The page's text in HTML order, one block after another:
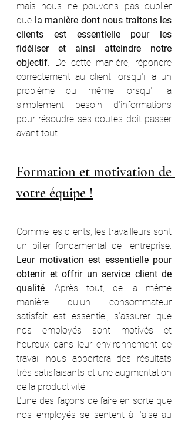
mais nous ne pouvons pas oublier
que la manière dont nous traitons les
clients est essentielle pour les
fidéliser et ainsi atteindre notre
objectif. De cette manière, répondre
correctement au client lorsqu'il a un
problème ou même lorsqu'il a
simplement besoin d'informations
pour résoudre ses doutes doit passer
avant tout.
Formation et motivation de
votre équipe !
Comme les clients, les travailleurs sont
Leur motivation est essentielle pour
obtenir et offrir un service client de
qualité. Après tout, de la même
manière qu'un consommateur
satisfait est essentiel, s'assurer que
nos employés sont motivés et
heureux dans leur environnement de
travail nous apportera des résultats
très satisfaisants et une augmentation
de la productivité.
L'une des façons de faire en sorte que
nos employés se sentent à l'aise au